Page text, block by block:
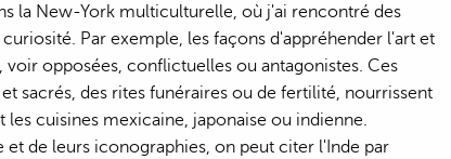
la New-York multiculturelle, où j'ai rencontré des
Par exemple, les façons d'appréhender l'art et
opposées, conflictuelles ou antagonistes. Ces
sacrés, des rites funéraires ou de fertilité, nourrissent
cuisines mexicaine, japonaise ou indienne.
de leurs iconographies, on peut citer l'Inde par